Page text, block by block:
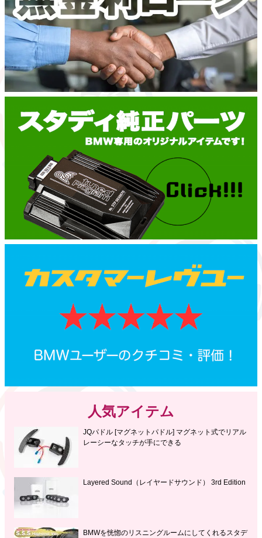
人気アイテム
JQパドル [マグネットパドル] マグネット式でリアル
レーシーなタッチが手にできる
Layered Sound（レイヤードサウンド） 3rd Edition
BMWを恍惚のリスニングルームにしてくれるスタデ